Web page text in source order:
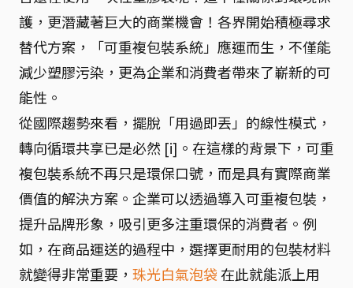
護，更潛藏著巨大的商業機會！各界開始積極尋求
替代方案，「可重複包裝系統」應運而生，不僅能
減少塑膠污染，更為企業和消費者帶來了嶄新的可
能性。
從國際趨勢來看，擺脫「用過即丟」的線性模式，
轉向循環共享已是必然 [i]。在這樣的背景下，可重
複包裝系統不再只是環保口號，而是具有實際商業
價值的解決方案。企業可以透過導入可重複包裝，
提升品牌形象，吸引更多注重環保的消費者。例
如，在商品運送的過程中，選擇更耐用的包裝材料
就變得非常重要， 珠光白氣泡袋 在此就能派上用